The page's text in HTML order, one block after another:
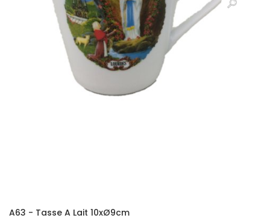
A63 - Tasse A Lait 10xØ9cm